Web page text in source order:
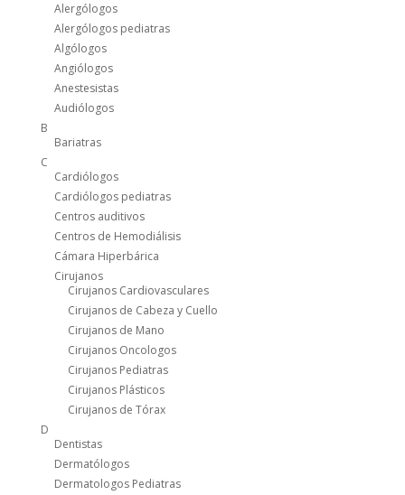
Alergólogos
Alergólogos pediatras
Algólogos
Angiólogos
Anestesistas
Audiólogos
B
Bariatras
C
Cardiólogos
Cardiólogos pediatras
Centros auditivos
Centros de Hemodiálisis
Cámara Hiperbárica
Cirujanos
Cirujanos Cardiovasculares
Cirujanos de Cabeza y Cuello
Cirujanos de Mano
Cirujanos Oncologos
Cirujanos Pediatras
Cirujanos Plásticos
Cirujanos de Tórax
D
Dentistas
Dermatólogos
Dermatologos Pediatras